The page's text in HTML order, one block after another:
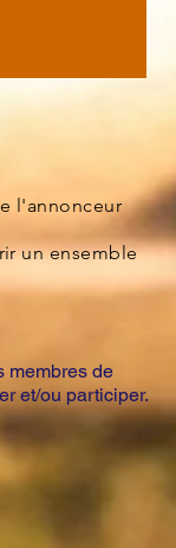
l'annonceur
un ensemble
membres de
et/ou participer.